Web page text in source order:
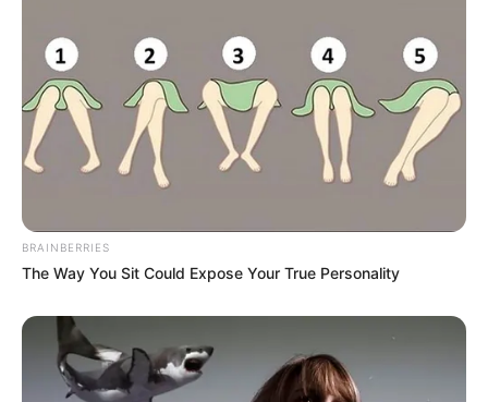
BRAINBERRIES
The Way You Sit Could Expose Your True Personality